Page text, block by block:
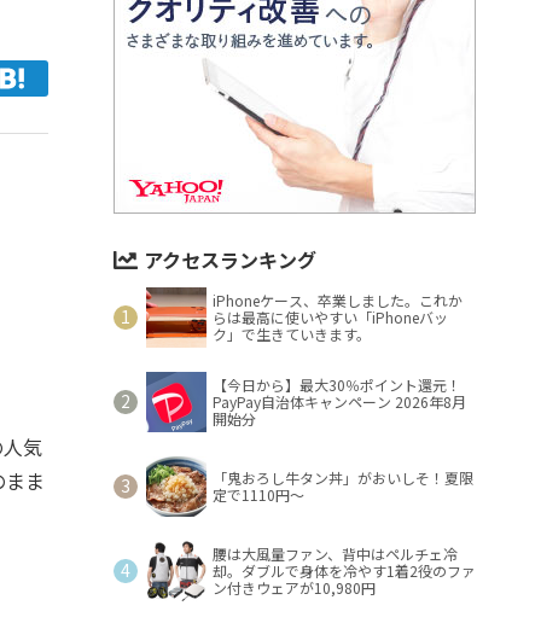
気
ま
アクセスランキング
iPhoneケース、卒業しました。これか
らは最高に使いやすい「iPhoneバッ
ク」で生きていきます。
【今日から】最大30％ポイント還元！
PayPay自治体キャンペーン 2026年8月
開始分
「鬼おろし牛タン丼」がおいしそ！夏限
定で1110円～
腰は大風量ファン、背中はペルチェ冷
却。ダブルで身体を冷やす1着2役のファ
ン付きウェアが10,980円